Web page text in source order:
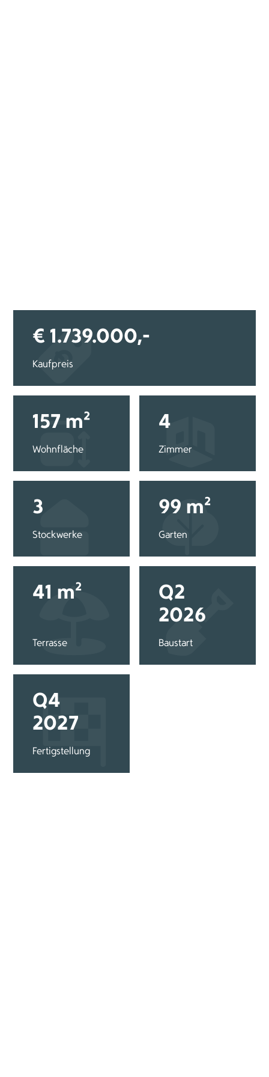
€ 1.739.000,-
Kaufpreis
157 m²
Wohnfläche
4
Zimmer
3
Stockwerke
99 m²
Garten
41 m²
Terrasse
Q2
2026
Baustart
Q4
2027
Fertigstellung